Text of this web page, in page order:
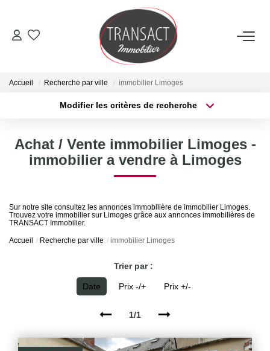
ACCUEIL
NOTRE AGENCE
Accueil Recherche par ville immobilier Limoges
Modifier les critères de recherche
Sélectionnez...
Type de bien
Surface min
Créer une alerte
Achat / Vente immobilier Limoges -
immobilier a vendre à Limoges
Sur notre site consultez les annonces immobilière de immobilier Limoges.
Trouvez votre immobilier sur Limoges grâce aux annonces immobilières de
TRANSACT Immobilier.
Accueil Recherche par ville immobilier Limoges
Trier par :
Date Prix -/+ Prix +/-
1/1